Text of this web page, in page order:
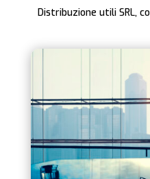
Distribuzione utili SRL,